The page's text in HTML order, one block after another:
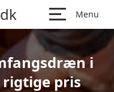
Menu
i
rigtige pris